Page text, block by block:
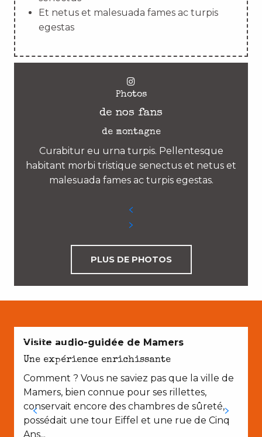
Et netus et malesuada fames ac turpis
egestas
Photos
de nos fans
de montagne
Curabitur eu urna turpis. Pellentesque
habitant morbi tristique senectus et netus et
malesuada fames ac turpis egestas.
PLUS DE PHOTOS
EN COUPLE
Visite audio-guidée de Mamers
Une expérience enrichissante
Comment ? Vous ne saviez pas que la ville de
Mamers, bien connue pour ses rillettes,
conservait encore des chambres de sûreté,
possédait une tour Eiffel et une rue de Cinq
Ans...